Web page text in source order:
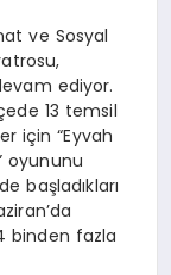
ve Sosyal
ediyor.
13 temsil
için “Eyvah
oyununu
başladıkları
binden fazla